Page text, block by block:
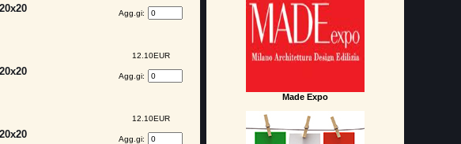
Agg.gi:
12.10EUR
Agg.gi:
12.10EUR
Agg.gi:
Made Expo